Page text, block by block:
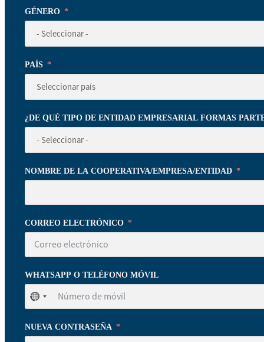
GÉNERO
PAÍS
¿DE QUÉ TIPO DE ENTIDAD EMPRESARIAL FORMAS
NOMBRE DE LA COOPERATIVA/EMPRESA/ENTIDAD
CORREO ELECTRÓNICO
WHATSAPP O TELÉFONO MÓVIL
No
se
NUEVA CONTRASEÑA